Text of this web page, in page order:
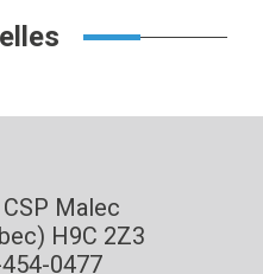
Malec
H9C 2Z3
0477